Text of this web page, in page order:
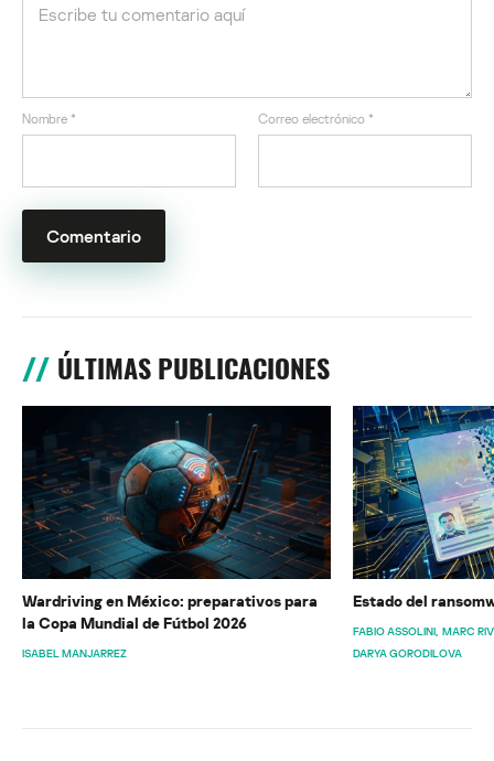
Nombre * Correo electrónico *
ÚLTIMAS PUBLICACIONES
Wardriving en México: preparativos para
la Copa Mundial de Fútbol 2026
ISABEL MANJARREZ
Estado del
FABIO ASSOLINI MARC
DARYA GORODILOVA